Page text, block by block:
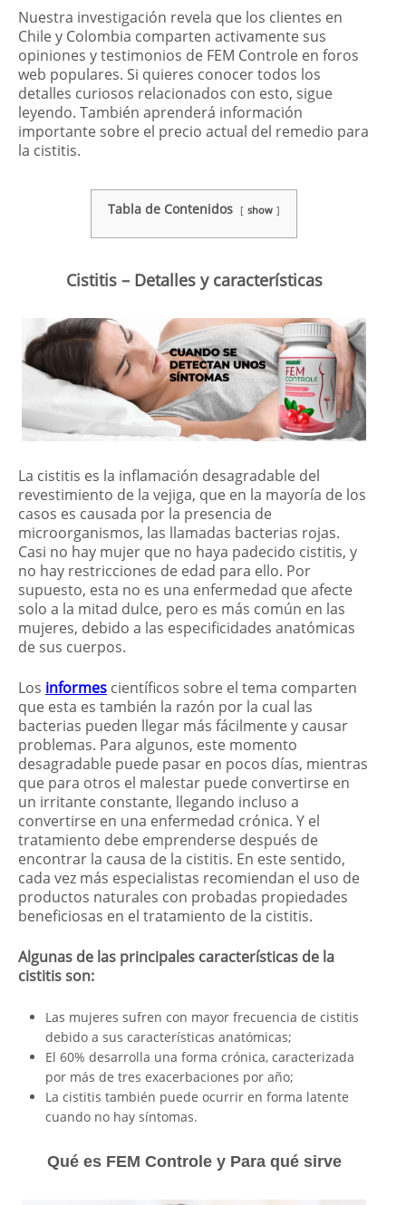
Nuestra investigación revela que los clientes en
Chile y Colombia comparten activamente sus
opiniones y testimonios de FEM Controle en foros
web populares. Si quieres conocer todos los
detalles curiosos relacionados con esto, sigue
leyendo. También aprenderá información
importante sobre el precio actual del remedio para
la cistitis.
Tabla de Contenidos show
Cistitis – Detalles y características
La cistitis es la inflamación desagradable del
revestimiento de la vejiga, que en la mayoría de los
casos es causada por la presencia de
microorganismos, las llamadas bacterias rojas.
Casi no hay mujer que no haya padecido cistitis, y
no hay restricciones de edad para ello. Por
supuesto, esta no es una enfermedad que afecte
solo a la mitad dulce, pero es más común en las
mujeres, debido a las especificidades anatómicas
de sus cuerpos.
Los informes científicos sobre el tema comparten
que esta es también la razón por la cual las
bacterias pueden llegar más fácilmente y causar
problemas. Para algunos, este momento
desagradable puede pasar en pocos días, mientras
que para otros el malestar puede convertirse en
un irritante constante, llegando incluso a
convertirse en una enfermedad crónica. Y el
tratamiento debe emprenderse después de
encontrar la causa de la cistitis. En este sentido,
cada vez más especialistas recomiendan el uso de
productos naturales con probadas propiedades
beneficiosas en el tratamiento de la cistitis.
Algunas de las principales características de la
cistitis son:
Las mujeres sufren con mayor frecuencia de cistitis
debido a sus características anatómicas;
El 60% desarrolla una forma crónica, caracterizada
por más de tres exacerbaciones por año;
La cistitis también puede ocurrir en forma latente
cuando no hay síntomas.
Qué es FEM Controle y Para qué sirve